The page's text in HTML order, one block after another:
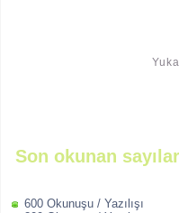
Son okunan sayılar
600 Okunuşu / Yazılışı